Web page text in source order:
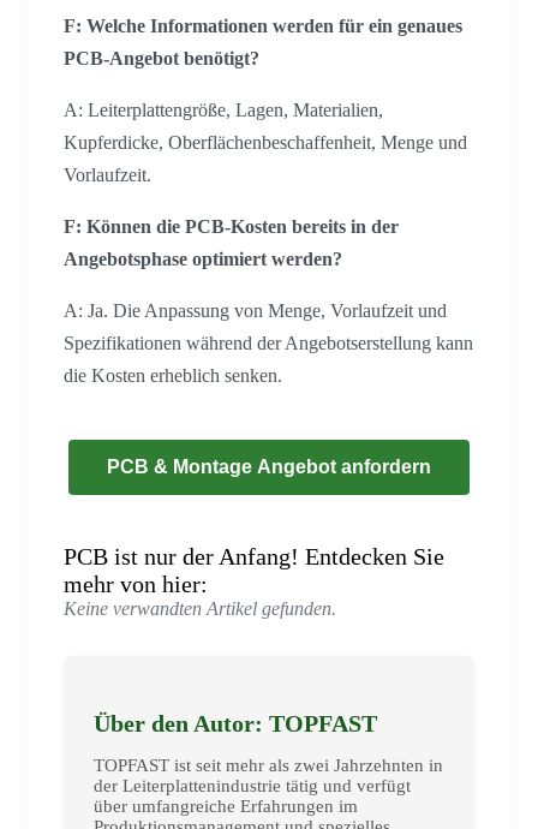
F: Welche Informationen werden für ein genaues
PCB-Angebot benötigt?
A: Leiterplattengröße, Lagen, Materialien,
Kupferdicke, Oberflächenbeschaffenheit, Menge und
Vorlaufzeit.
F: Können die PCB-Kosten bereits in der
Angebotsphase optimiert werden?
A: Ja. Die Anpassung von Menge, Vorlaufzeit und
Spezifikationen während der Angebotserstellung kann
die Kosten erheblich senken.
PCB & Montage Angebot anfordern
PCB ist nur der Anfang! Entdecken Sie
mehr von hier:
Keine verwandten Artikel gefunden.
Über den Autor: TOPFAST
TOPFAST ist seit mehr als zwei Jahrzehnten in
der Leiterplattenindustrie tätig und verfügt
über umfangreiche Erfahrungen im